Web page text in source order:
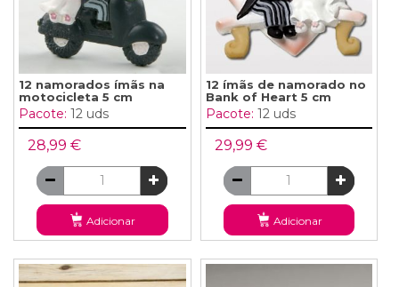
12 namorados ímãs na
motocicleta 5 cm
Pacote: 12 uds
28,99 €
Adicionar
12 ímãs de namorado no
Bank of Heart 5 cm
Pacote: 12 uds
29,99 €
Adicionar